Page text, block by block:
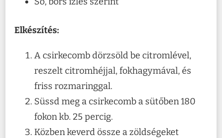
Elkészítés:
A csirkecomb dörzsöld be citromlével,
reszelt citromhéjjal, fokhagymával, és
friss rozmaringgal.
Süssd meg a csirkecomb a sütőben 180
fokon kb. 25 percig.
Közben keverd össze a zöldségeket